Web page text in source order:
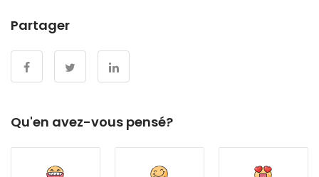
Partager
Qu'en avez-vous pensé?